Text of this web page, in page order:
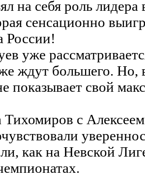
на себя роль
сенсационно
России!
уже
ждут большего. Но,
показывает свой
с
как на Невской